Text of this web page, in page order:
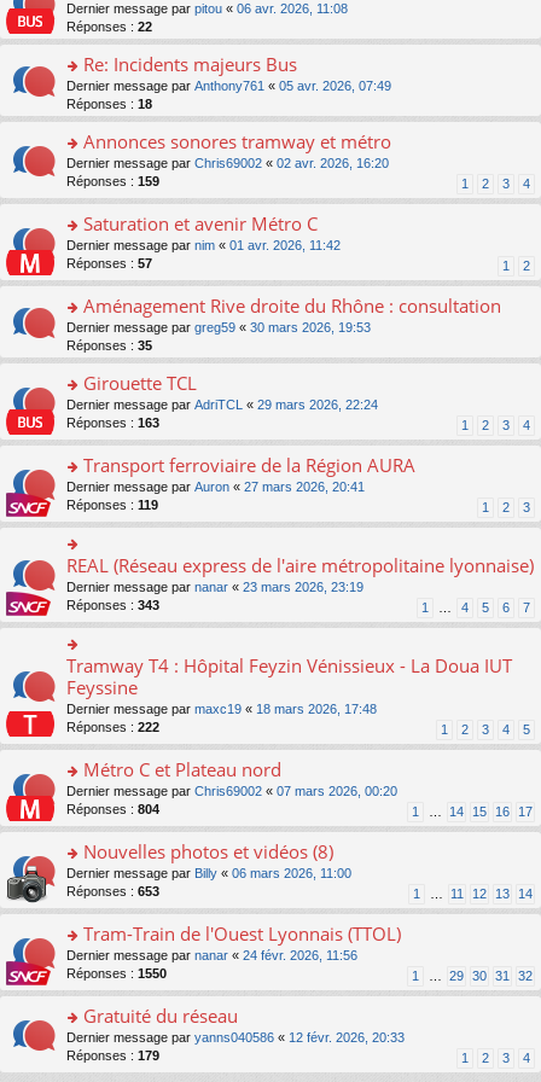
c
e
nt
pl
u
ré
c
e
nt
n
o
n
lu
le
pl
u
ré
c
e
nt
s
a
e
n
o
n
lu
le
pl
u
ré
c
e
nt
er
le
m
e
s
s
a
e
n
o
n
lu
le
pl
ré
c
e
nt
o
n
s
ult
er
le
m
e
s
s
a
g
e
n
o
n
le
pl
u
ré
c
e
nt
Dernier message par pitou « 06 avr. 2026, 11:08
Réponses : 22
o
n
s
ult
er
le
s
s
a
g
e
n
o
n
le
pl
u
s
ré
c
e
nt
Re: Incidents majeurs Bus
Dernier message par Anthony761 « 05 avr. 2026, 07:49
Réponses : 18
o
n
s
ult
er
le
m
e
s
s
a
g
e
n
o
le
pl
u
s
ré
c
e
nt
Annonces sonores tramway et métro
Dernier message par Chris69002 « 02 avr. 2026, 16:20
Réponses : 159 1 2 3 4
o
n
s
ult
er
le
m
s
s
a
g
e
n
o
le
pl
u
s
ré
c
e
nt
Saturation et avenir Métro C
Dernier message par nim « 01 avr. 2026, 11:42
Réponses : 57 1 2
o
n
s
ult
er
le
s
s
a
g
e
n
o
n
pl
u
s
ré
c
e
Aménagement Rive droite du Rhône : consultation
Dernier message par greg59 « 30 mars 2026, 19:53
Réponses : 35
o
n
s
ult
er
le
m
e
s
s
a
g
e
n
o
n
lu
le
pl
u
s
ré
c
Girouette TCL
Dernier message par AdriTCL « 29 mars 2026, 22:24
Réponses : 163 1 2 3 4
o
n
s
ult
er
le
m
e
s
s
g
e
n
lu
le
pl
u
s
ré
c
Transport ferroviaire de la Région AURA
Dernier message par Auron « 27 mars 2026, 20:41
Réponses : 119 1 2 3
o
n
s
er
le
m
e
s
s
a
g
e
n
o
n
lu
le
pl
u
ré
c
e
nt
REAL (Réseau express de l'aire métropolitaine lyonnaise)
Dernier message par nanar « 23 mars 2026, 23:19
Réponses : 343 1 4 5 6 7
o
n
ult
er
le
m
e
s
s
a
g
e
n
o
n
lu
le
pl
s
ré
c
Tramway T4 : Hôpital Feyzin Vénissieux - La Doua IUT
Feyssine
Dernier message par maxc19 « 18 mars 2026, 17:48
Réponses : 222 1 2 3 4 5
o
n
s
ult
er
le
m
e
s
s
a
g
n
o
n
Métro C et Plateau nord
Dernier message par Chris69002 « 07 mars 2026, 00:20
Réponses : 804 1 14 15 16 17
o
n
s
ult
er
le
m
e
s
s
a
g
Nouvelles photos et vidéos (8)
Dernier message par Billy « 06 mars 2026, 11:00
Réponses : 653 1 11 12 13 14
o
n
s
ult
er
le
m
Tram-Train de l'Ouest Lyonnais (TTOL)
Dernier message par nanar « 24 févr. 2026, 11:56
Réponses : 1550 1 29 30 31 32
o
n
s
Gratuité du réseau
Dernier message par yanns040586 « 12 févr. 2026, 20:33
Réponses : 179 1 2 3 4